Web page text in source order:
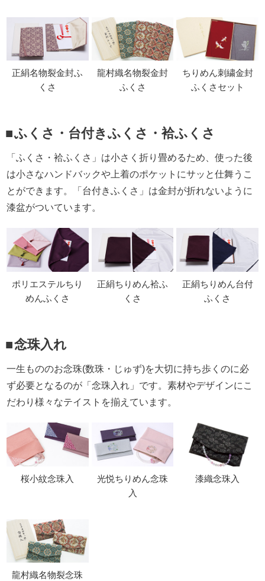
正絹名物裂金封ふ
くさ
龍村織名物裂金封
ふくさ
ちりめん刺繍金封
ふくさセット
ふくさ・台付きふくさ・袷ふくさ
「ふくさ・袷ふくさ」は小さく折り畳めるため、使った後
は小さなハンドバックや上着のポケットにサッと仕舞うこ
とができます。「台付きふくさ」は金封が折れないように
漆盆がついています。
ポリエステルちり
めんふくさ
正絹ちりめん袷ふ
くさ
正絹ちりめん台付
ふくさ
念珠入れ
一生もののお念珠(数珠・じゅず)を大切に持ち歩くのに必
ず必要となるのが「念珠入れ」です。素材やデザインにこ
だわり様々なテイストを揃えています。
桜小紋念珠入
光悦ちりめん念珠
入
漆織念珠入
龍村織名物裂念珠